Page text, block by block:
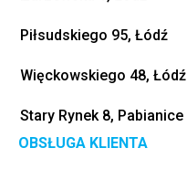
Piłsudskiego 95, Łódź
Więckowskiego 48, Łódź
Stary Rynek 8, Pabianice
OBSŁUGA KLIENTA